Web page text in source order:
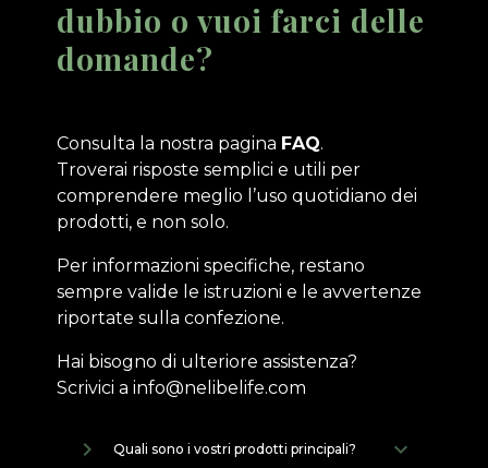
dubbio o vuoi farci delle
domande?
Consulta la nostra pagina FAQ.
Troverai risposte semplici e utili per
comprendere meglio l’uso quotidiano dei
prodotti, e non solo.
Per informazioni specifiche, restano
sempre valide le istruzioni e le avvertenze
riportate sulla confezione.
Hai bisogno di ulteriore assistenza?
Scrivici a info@nelibelife.com
navigate_next Quali sono i vostri prodotti principali?